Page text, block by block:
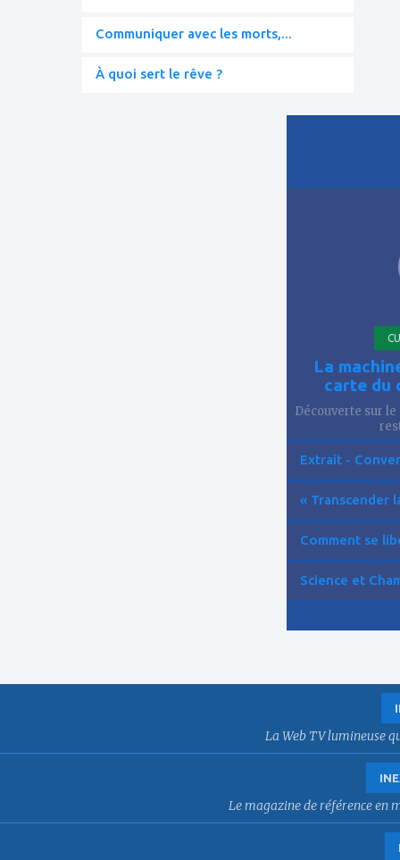
Communiquer avec les morts,...
À quoi sert le rêve ?
La
carte du
Découverte sur
Extrait -
« Transcender
Comment se
Science et
La Web TV lumineuse
Le magazine de référence en